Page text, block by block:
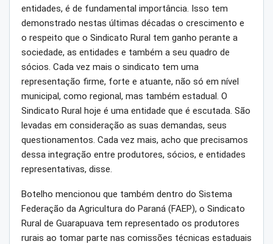
entidades, é de fundamental importância. Isso tem
demonstrado nestas últimas décadas o crescimento e
o respeito que o Sindicato Rural tem ganho perante a
sociedade, as entidades e também a seu quadro de
sócios. Cada vez mais o sindicato tem uma
representação firme, forte e atuante, não só em nível
municipal, como regional, mas também estadual. O
Sindicato Rural hoje é uma entidade que é escutada. São
levadas em consideração as suas demandas, seus
questionamentos. Cada vez mais, acho que precisamos
dessa integração entre produtores, sócios, e entidades
representativas, disse.
Botelho mencionou que também dentro do Sistema
Federação da Agricultura do Paraná (FAEP), o Sindicato
Rural de Guarapuava tem representado os produtores
rurais ao tomar parte nas comissões técnicas estaduais